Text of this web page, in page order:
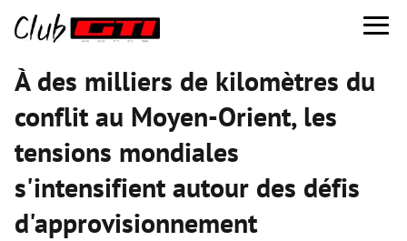
À des milliers de kilomètres du
conflit au Moyen-Orient, les
tensions mondiales
s'intensifient autour des défis
d'approvisionnement